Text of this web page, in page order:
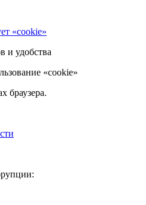
«cookie»
и удобства
«cookie»
браузера.